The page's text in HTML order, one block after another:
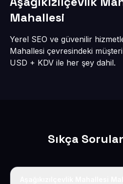
Mahallesi
Yerel SEO ve güvenilir
Mahallesi çevresindeki
USD + KDV ile her şey dahil.
Sıkça